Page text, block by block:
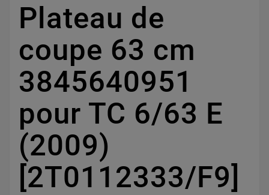
Plateau de
coupe 63 cm
3845640951
pour TC 6/63 E
(2009)
[2T0112333/F9]